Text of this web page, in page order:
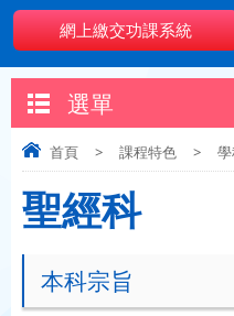
網上繳交功課系統
選單
首頁 > 課程特色 >
聖經科
本科宗旨